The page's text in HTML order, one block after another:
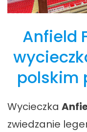
Anfield
polskim
Wycieczka
zwiedzanie